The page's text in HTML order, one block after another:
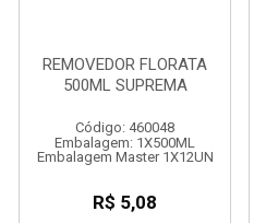
REMOVEDOR FLORATA
500ML SUPREMA
Código: 460048
Embalagem: 1X500ML
Embalagem Master 1X12UN
R$ 5,08